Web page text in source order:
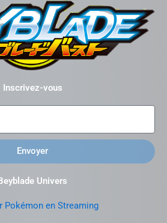
Inscrivez-vous
Envoyer
Univers
Pokémon en Streaming